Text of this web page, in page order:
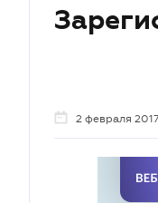
2 февраля